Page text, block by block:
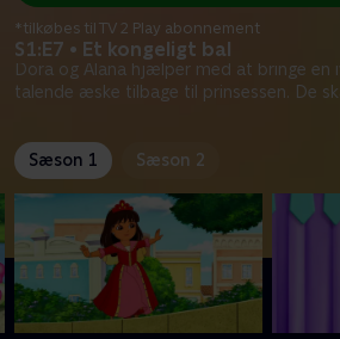
S1:E7 • Et kongeligt bal
Dora og Alana hjælper med at bringe en
talende æske tilbage til prinsessen. De
*tilkøbes til TV 2 Play abonnement
Sæson 1 Sæson 2